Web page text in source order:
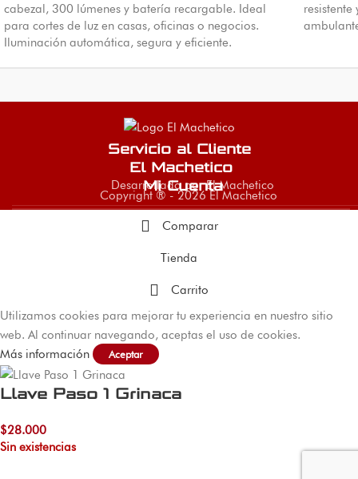
cabezal, 300 lúmenes y batería recargable. Ideal
para cortes de luz en casas, oficinas o negocios.
Iluminación automática, segura y eficiente.
Servicio al Cliente
El Machetico
Mi Cuenta
Desarrollado por El Machetico
Copyright ® - 2026 El Machetico
Comparar
Tienda
Carrito
Utilizamos cookies para mejorar tu experiencia en nuestro sitio
web. Al continuar navegando, aceptas el uso de cookies.
Más información
Aceptar
Llave Paso 1 Grinaca
$28.000
Sin existencias